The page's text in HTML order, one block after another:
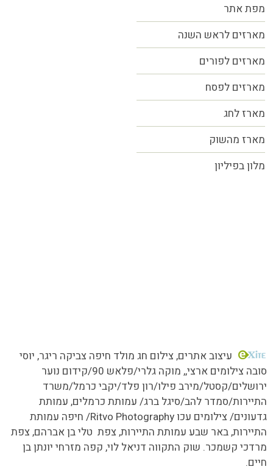
מפת אתר
מארזים לראש השנה
מארזים לפורים
מארזים לפסח
מארז לחג
מארז מהשוק
מלון בפיליון
עיצוב אתרים, צילום חג מולד חיפה צביקה ריגר, יוסי
סובה צילומים ארצי,, מוקה גלרי/
פלאש 90/קידום נוער
ירושלים/קסטל/מירב פילו/רון פלד/יקבי כרמל/משרד
התיירות/סמדר להב/סיגל ברג/ עמותת כרמלים, עמותת
גדעונים/ צילומים עכו Ritvo Photography/ חיפה עמותת
התיירות, באר שבע עמותת התיירות, צפת טלי בן אברהם, צפת
מרדכי קשמכר. שוק התקווה דניאל לוי, קפה מזרחי יונתן בן
חיים.